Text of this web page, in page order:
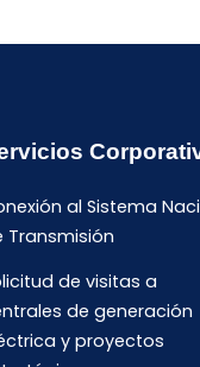
al Sistema
Transmisión
de visitas a
de generación
y proyectos